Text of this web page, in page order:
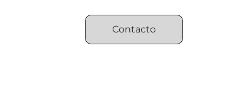
Contacto